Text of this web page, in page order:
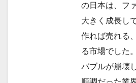
の日本は、フ
大きく成長し
作れば売れる
る市場でした
バブルが崩壊